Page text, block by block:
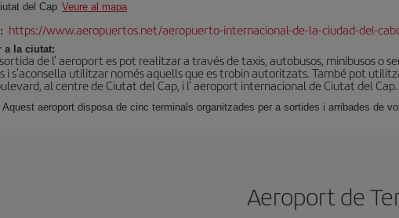
del Cap Veure al mapa
https://www.aeropuertos.net/aeropuerto-internacional-de-la-ciudad-del-
a la ciutat:
sortida de l' aeroport es pot realitzar a través de taxis, autobusos, minibusos
i s'aconsella utilitzar només aquells que es trobin autoritzats. També pot
al centre de Ciutat del Cap, i l' aeroport internacional de Ciutat del Cap.
Aquest aeroport disposa de cinc terminals organitzades per a sortides i arribades de
Aeroport de